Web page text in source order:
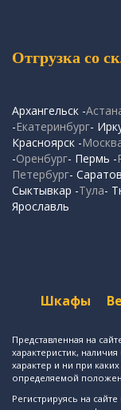
Отгрузка со
Архангельск -
-Екатеринбург-
Красноярск -
-Оренбург- Пермь -
Петербург-
Сыктывкар -Тула-
Ярославль
Шкафы
Представленная на
характеристик,
характер и ни при
определяемой
Регистрируясь на